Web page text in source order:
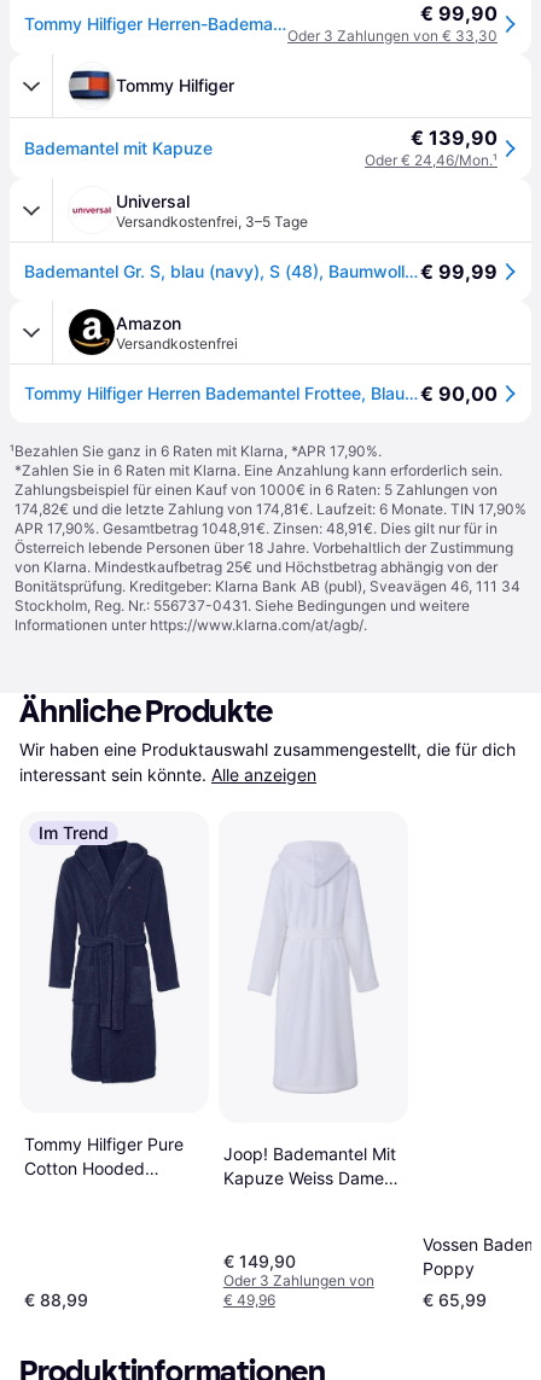
Tommy Hilfiger Herren-Bademantel blau - NAVY - 48,50,52,54 € 99,90
Oder 3 Zahlungen von € 33,30
Tommy Hilfiger
Bademantel mit Kapuze € 139,90
Oder € 24,46/Mon.¹
Universal
Versandkostenfrei, 3–5 Tage
Bademantel Gr. S, blau (navy), S (48), Baumwoll-Webfrottier, TOMMY HILFIGER UNDERWEAR, Hausmäntel, Bademantel, mit aufgesetzten Taschen€ 99,99
Amazon
Versandkostenfrei
Tommy Hilfiger Herren Bademantel Frottee, Blau (Navy Blazer), XL€ 90,00
¹Bezahlen Sie ganz in 6 Raten mit Klarna, *APR 17,90%.
*Zahlen Sie in 6 Raten mit Klarna. Eine Anzahlung kann erforderlich sein.
Zahlungsbeispiel für einen Kauf von 1000€ in 6 Raten: 5 Zahlungen von
174,82€ und die letzte Zahlung von 174,81€. Laufzeit: 6 Monate. TIN 17,90%
APR 17,90%. Gesamtbetrag 1048,91€. Zinsen: 48,91€. Dies gilt nur für in
Österreich lebende Personen über 18 Jahre. Vorbehaltlich der Zustimmung
von Klarna. Mindestkaufbetrag 25€ und Höchstbetrag abhängig von der
Bonitätsprüfung. Kreditgeber: Klarna Bank AB (publ), Sveavägen 46, 111 34
Stockholm, Reg. Nr.: 556737-0431. Siehe Bedingungen und weitere
Informationen unter https://www.klarna.com/at/agb/.
Ähnliche Produkte
Wir haben eine Produktauswahl zusammengestellt, die für dich
interessant sein könnte. Alle anzeigen
Im Trend
Tommy Hilfiger Pure
Cotton Hooded
€ 88,99
Joop! Bademantel Mit
Kapuze Weiss Damen
€ 149,90
Oder 3 Zahlungen von
€ 49,96
Vossen
Poppy
€ 65,99
Produktinformationen